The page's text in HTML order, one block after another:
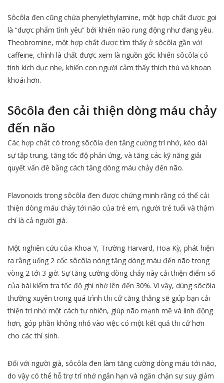
Sôcôla đen cũng chứa phenylethylamine, một hợp chất được gọi
là “dược phẩm tình yêu” bởi khiến não rung động như đang yêu.
Theobromine, một hợp chất được tìm thấy ở sôcôla gần với
caffeine, chính là chất được xem là nguồn gốc khiến sôcôla có
tính kích dục nhẹ, khiến con người cảm thấy thích thú và khoan
khoái hơn.
Sôcôla đen cải thiện dòng máu chảy
đến não
Các hợp chất có trong sôcôla đen tăng cường trí nhớ, kéo dài
sự tập trung, tăng tốc độ phản ứng, và tăng các kỹ năng giải
quyết vấn đề bằng cách tăng dòng máu chảy đến não.
Flavonoids trong sôcôla đen được chứng minh rằng có thể cải
thiện dòng máu chảy tới não của trẻ em, người trẻ tuổi và thậm
chí là cả người già.
Một nghiên cứu của Khoa Y, Trường Harvard, Hoa Kỳ, phát hiện
ra rằng uống 2 cốc sôcôla nóng tăng dòng máu đến não trong
vòng 2 tới 3 giờ. Sự tăng cường dòng chảy này cải thiện điểm số
của bài kiểm tra tốc độ ghi nhớ lên đến 30%. Vì vậy, dùng sôcôla
thường xuyên trong quá trình thi cử căng thẳng sẽ giúp bạn cải
thiện trí nhớ một cách tự nhiên, giúp não mạnh mẽ và linh động
hơn, góp phần không nhỏ vào việc có một kết quả thi cử hơn
cho các thí sinh.
Đối với người già, sôcôla đen làm tăng cường dòng máu tới não,
do vậy có thể hỗ trợ trí nhớ ngắn hạn và ngăn chặn sự suy giảm